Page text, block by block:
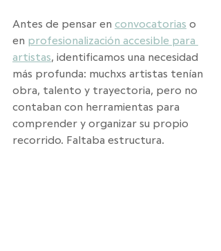
Antes de pensar en convocatorias o
en profesionalización accesible para
artistas, identificamos una necesidad
más profunda: muchxs artistas tenían
obra, talento y trayectoria, pero no
contaban con herramientas para
comprender y organizar su propio
recorrido. Faltaba estructura.